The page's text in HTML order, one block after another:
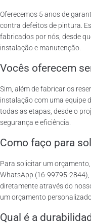
Oferecemos 5 anos de
contra defeitos de pintura.
fabricados por nós, desde
instalação e manutenção.
Vocês oferecem
Sim, além de fabricar os
instalação com uma equipe
todas as etapas, desde o
segurança e eficiência.
Como faço para
Para solicitar um
WhatsApp (16-99795-
diretamente através do
um orçamento
Qual é a